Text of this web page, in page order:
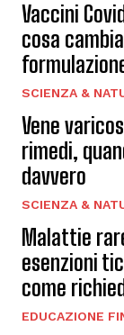
Vaccini
cosa
SCIENZA &
Vene
rimedi,
davvero
SCIENZA &
Malattie
esenzioni
come
EDUCAZIONE